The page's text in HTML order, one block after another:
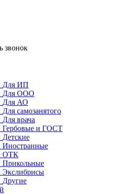
звонок
Для ИП
Для ООО
Для АО
Для самозанятого
Для врача
Гербовые и ГОСТ
Детские
Иностранные
ОТК
Прикольные
Экслибрисы
Другие